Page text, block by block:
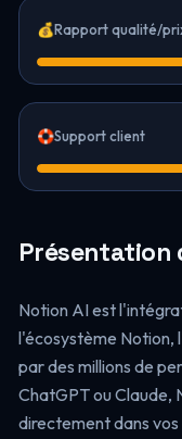
💰Rapport qualité/
🛟Support client
Présentation
Notion AI est
l'écosystème Notion,
par des millions de
ChatGPT ou Claude,
directement dans